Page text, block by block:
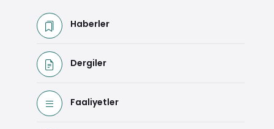
Haberler
Dergiler
Faaliyetler